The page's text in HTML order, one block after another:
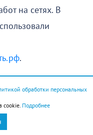
на сетях. В
.
вектор
обработки персональных
cookie. Подробнее